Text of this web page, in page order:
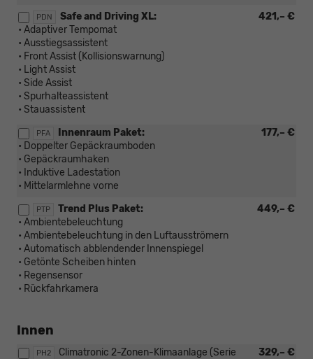
PDN 421,– €
Safe and Driving XL:
• Adaptiver Tempomat
• Ausstiegsassistent
• Front Assist (Kollisionswarnung)
• Light Assist
• Side Assist
• Spurhalteassistent
• Stauassistent
PFA 177,– €
Innenraum Paket:
• Doppelter Gepäckraumboden
• Gepäckraumhaken
• Induktive Ladestation
• Mittelarmlehne vorne
PTP 449,– €
Trend Plus Paket:
• Ambientebeleuchtung
• Ambientebeleuchtung in den Luftausströmern
• Automatisch abblendender Innenspiegel
• Getönte Scheiben hinten
• Regensensor
• Rückfahrkamera
Innen
PH2 329,– €
Climatronic 2-Zonen-Klimaanlage (Serie